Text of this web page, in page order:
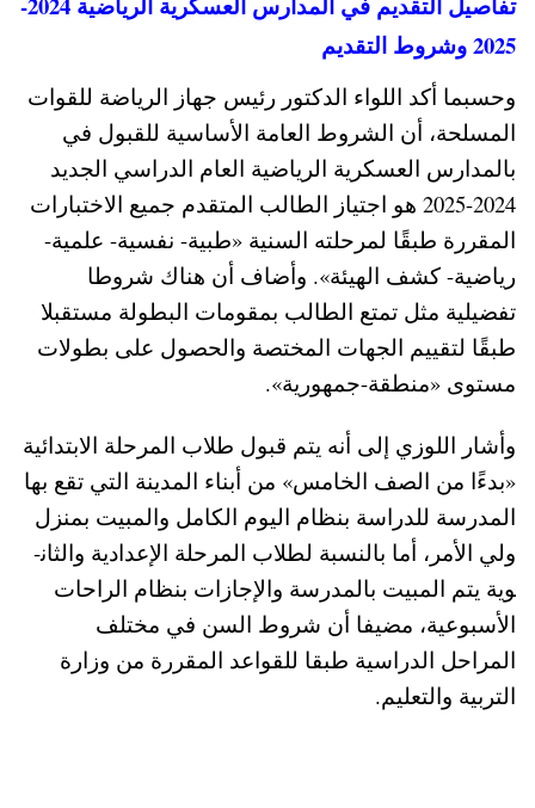
2025 وشروط التقديم
وحسبما أكد اللواء الدكتور رئيس جهاز الرياضة للقوات
المسلحة، أن الشروط العامة الأساسية للقبول في
بالمدارس ال­عسكرية الرياضية العام الدراسي الجديد
2024-2025 هو اجتياز الطالب المتقدم جميع الاختبارات
ال­مقررة طبقًا لمرحلته السنية «طبية- نفسية- علمية-
رياضية- كشف الهيئة». وأضاف أن هناك شروطا
تفضيلية مثل تمتع الط­الب بمقومات البطولة مستقبلا
طبقًا لتقييم الجهات المختصة والحص­ول على بطولات
مستوى «منطقة-جمهورية».
وأشار اللوزي إلى أنه يتم قبول طلاب المرحلة الابت­دائية
«بدءًا من الصف الخامس» من أبناء ال­مدينة التي تقع بها
المدرسة للدراسة بنظام اليوم الكامل والمبيت بمنزل
ولي الأمر، أما بالنسبة لطلاب المر­حلة الإعدادية والثان­
وية يتم المبيت بالمد­رسة والإجازات بنظام الراحات
الأسبوعية، مضيفا أن شروط السن في مختلف
المراحل الدراسية طبقا للقواعد المقررة من وزارة
التربية والتعل­يم.